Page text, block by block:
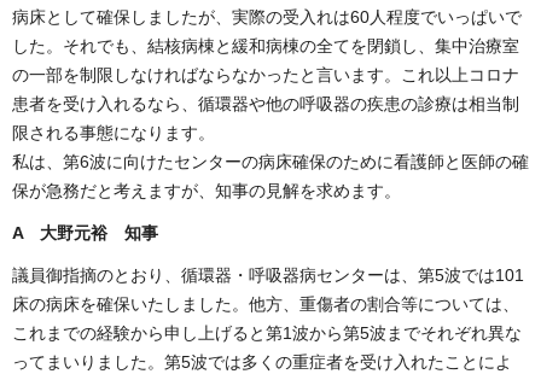
病床として確保しましたが、実際の受入れは60人程度でいっぱいで
した。それでも、結核病棟と緩和病棟の全てを閉鎖し、集中治療室
の一部を制限しなければならなかったと言います。これ以上コロナ
患者を受け入れるなら、循環器や他の呼吸器の疾患の診療は相当制
限される事態になります。
私は、第6波に向けたセンターの病床確保のために看護師と医師の確
保が急務だと考えますが、知事の見解を求めます。
A 大野元裕 知事
議員御指摘のとおり、循環器・呼吸器病センターは、第5波では101
床の病床を確保いたしました。他方、重傷者の割合等については、
これまでの経験から申し上げると第1波から第5波までそれぞれ異な
ってまいりました。第5波では多くの重症者を受け入れたことによ